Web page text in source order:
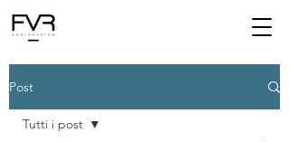
Post
Tutti i post